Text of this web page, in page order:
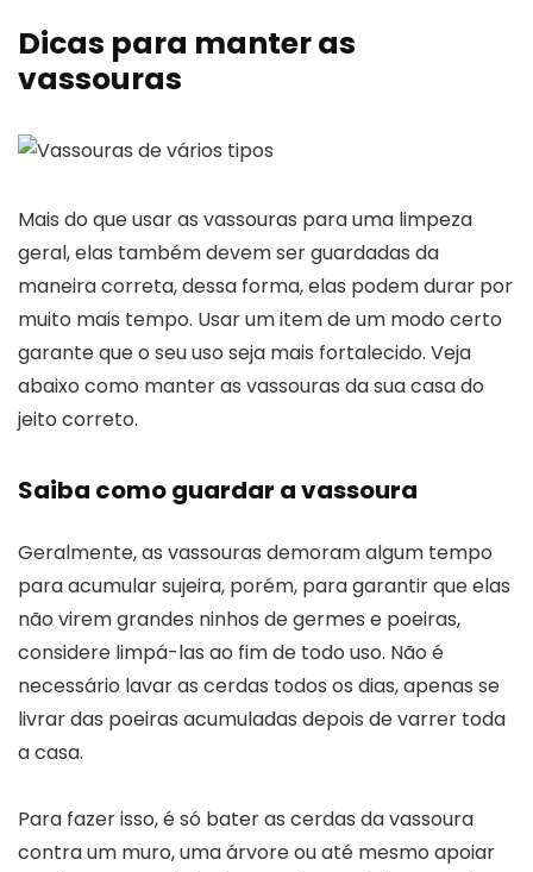
Dicas para manter as
vassouras
Mais do que usar as vassouras para uma limpeza
geral, elas também devem ser guardadas da
maneira correta, dessa forma, elas podem durar por
muito mais tempo. Usar um item de um modo certo
garante que o seu uso seja mais fortalecido. Veja
abaixo como manter as vassouras da sua casa do
jeito correto.
Saiba como guardar a vassoura
Geralmente, as vassouras demoram algum tempo
para acumular sujeira, porém, para garantir que elas
não virem grandes ninhos de germes e poeiras,
considere limpá-las ao fim de todo uso. Não é
necessário lavar as cerdas todos os dias, apenas se
livrar das poeiras acumuladas depois de varrer toda
a casa.
Para fazer isso, é só bater as cerdas da vassoura
contra um muro, uma árvore ou até mesmo apoiar